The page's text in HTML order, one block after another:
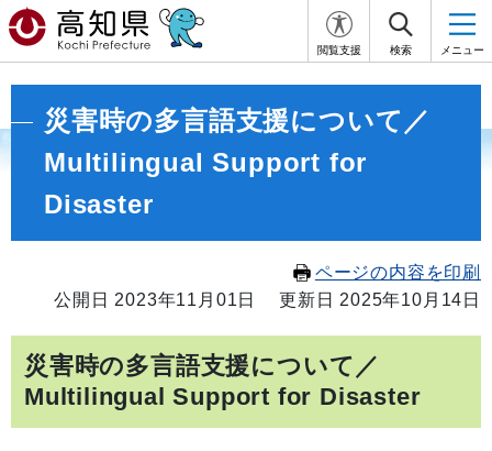
閲覧支援 検索 メニュー
災害時の多言語支援について／
Multilingual Support for
Disaster
ページの内容を印刷
公開日 2023年11月01日
更新日 2025年10月14日
災害時の多言語支援について／
Multilingual Support for Disaster